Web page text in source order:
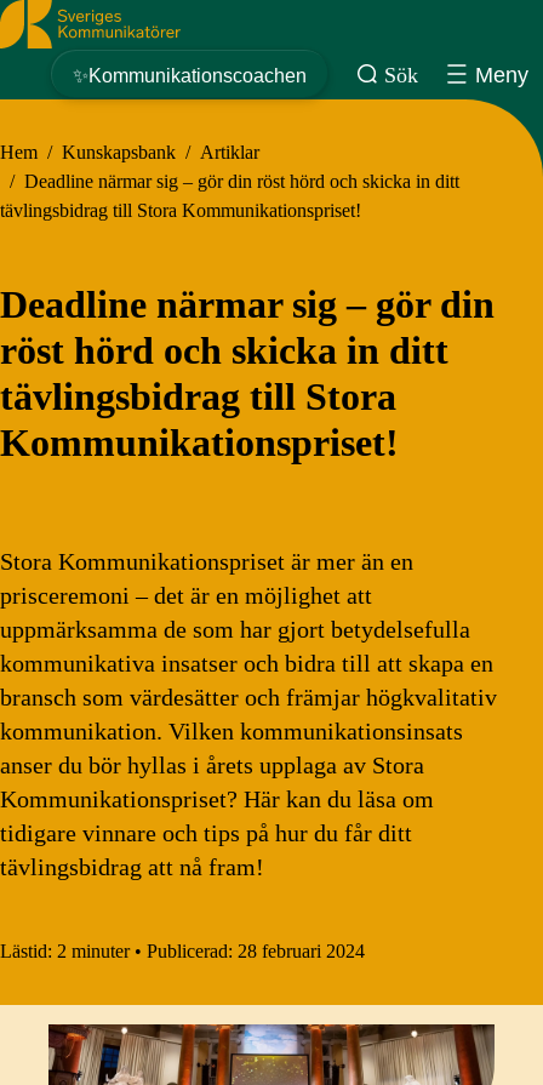
Sveriges Kommunikatörer
✨Kommunikationscoachen Sök Meny
Hem / Kunskapsbank / Artiklar
/ Deadline närmar sig – gör din röst hörd och skicka in ditt
tävlingsbidrag till Stora Kommunikationspriset!
Deadline närmar sig – gör din
röst hörd och skicka in ditt
tävlingsbidrag till Stora
Kommunikationspriset!
Stora Kommunikationspriset är mer än en
prisceremoni – det är en möjlighet att
uppmärksamma de som har gjort betydelsefulla
kommunikativa insatser och bidra till att skapa en
bransch som värdesätter och främjar högkvalitativ
kommunikation. Vilken kommunikationsinsats
anser du bör hyllas i årets upplaga av Stora
Kommunikationspriset? Här kan du läsa om
tidigare vinnare och tips på hur du får ditt
tävlingsbidrag att nå fram!
Lästid: 2 minuter • Publicerad: 28 februari 2024